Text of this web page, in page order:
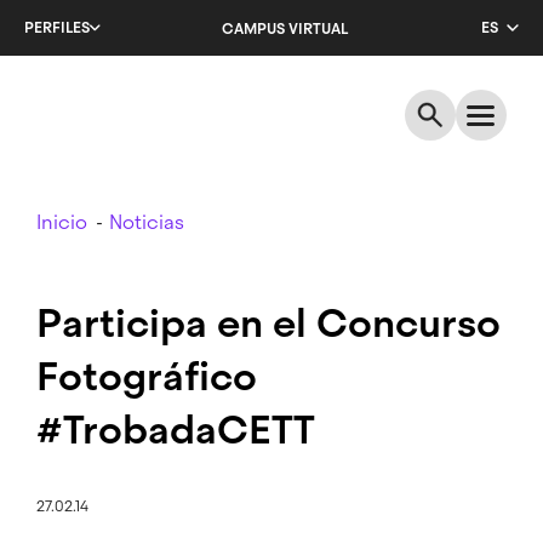
PERFILES CAMPUS VIRTUAL
ES
EN
Breadcrumb
Inicio Noticias
Participa en el Concurso
Fotográfico
#TrobadaCETT
27.02.14